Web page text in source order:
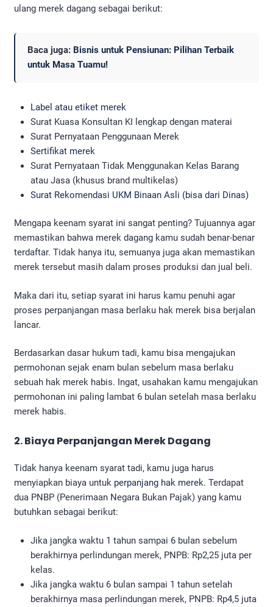
ulang merek dagang sebagai berikut:
Baca juga: Bisnis untuk Pensiunan: Pilihan Terbaik
untuk Masa Tuamu!
Label atau etiket merek
Surat Kuasa Konsultan KI lengkap dengan materai
Surat Pernyataan Penggunaan Merek
Sertifikat merek
Surat Pernyataan Tidak Menggunakan Kelas Barang
atau Jasa (khusus brand multikelas)
Surat Rekomendasi UKM Binaan Asli (bisa dari Dinas)
Mengapa keenam syarat ini sangat penting? Tujuannya agar
memastikan bahwa merek dagang kamu sudah benar-benar
terdaftar. Tidak hanya itu, semuanya juga akan memastikan
merek tersebut masih dalam proses produksi dan jual beli.
Maka dari itu, setiap syarat ini harus kamu penuhi agar
proses perpanjangan masa berlaku hak merek bisa berjalan
lancar.
Berdasarkan dasar hukum tadi, kamu bisa mengajukan
permohonan sejak enam bulan sebelum masa berlaku
sebuah hak merek habis. Ingat, usahakan kamu mengajukan
permohonan ini paling lambat 6 bulan setelah masa berlaku
merek habis.
2. Biaya Perpanjangan Merek Dagang
Tidak hanya keenam syarat tadi, kamu juga harus
menyiapkan biaya untuk perpanjang hak merek. Terdapat
dua PNBP (Penerimaan Negara Bukan Pajak) yang kamu
butuhkan sebagai berikut:
Jika jangka waktu 1 tahun sampai 6 bulan sebelum
berakhirnya perlindungan merek, PNPB: Rp2,25 juta per
kelas.
Jika jangka waktu 6 bulan sampai 1 tahun setelah
berakhirnya masa perlindungan merek, PNPB: Rp4,5 juta